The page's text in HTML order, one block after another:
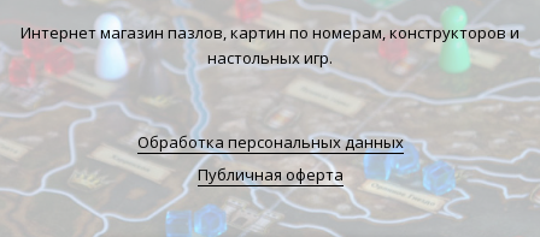
Интернет магазин пазлов, картин по номерам, конструкторов и
настольных игр.
Обработка персональных данных
Публичная оферта